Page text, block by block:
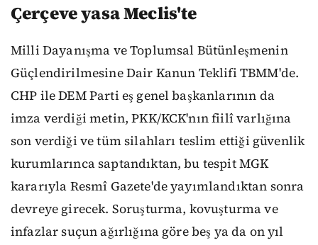
Çerçeve yasa Meclis'te
Milli Dayanışma ve Toplumsal Bütünleşmenin
Güçlendirilmesine Dair Kanun Teklifi TBMM'de.
CHP ile DEM Parti eş genel başkanlarının da
imza verdiği metin, PKK/KCK'nın fiilî varlığına
son verdiği ve tüm silahları teslim ettiği güvenlik
kurumlarınca saptandıktan, bu tespit MGK
kararıyla Resmî Gazete'de yayımlandıktan sonra
devreye girecek. Soruşturma, kovuşturma ve
infazlar suçun ağırlığına göre beş ya da on yıl